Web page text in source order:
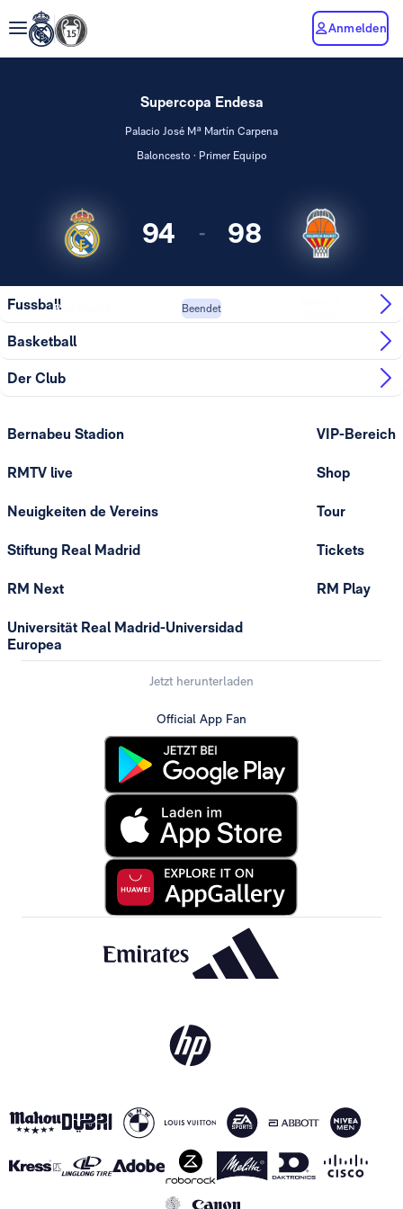
Anmelden
Supercopa Endesa
Palacio José Mª Martín Carpena
Baloncesto · Primer Equipo
94 - 98
Real Madrid Beendet
Fussball
Basketball
Der Club
Bernabeu Stadion
RMTV live
Neuigkeiten de Vereins
Stiftung Real Madrid
RM Next
Universität Real Madrid-Universidad
Europea
VIP-Bereich
Shop
Tour
Tickets
RM Play
Jetzt herunterladen
Official App Fan